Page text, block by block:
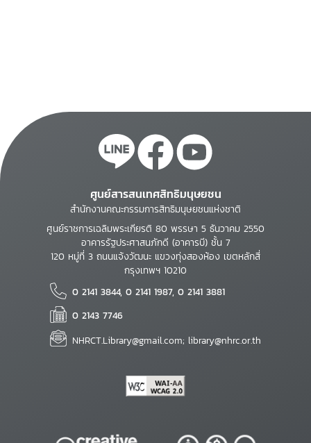
ศูนย์สารสนเทศสิทธิมนุษยชน
สำนักงานคณะกรรมการสิทธิมนุษยชนแห่งชาติ
ศูนย์ราชการเฉลิมพระเกียรติ 80 พรรษา 5 ธันวาคม 2550
อาคารรัฐประศาสนภักดี (อาคารบี) ชั้น 7
120 หมู่ที่ 3 ถนนแจ้งวัฒนะ แขวงทุ่งสองห้อง เขตหลักสี่
กรุงเทพฯ 10210
0 2141 3844, 0 2141 1987, 0 2141 3881
0 2143 7746
NHRCT.Library@gmail.com; library@nhrc.or.th